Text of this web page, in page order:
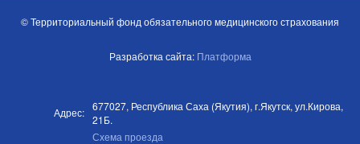
© Территориальный фонд обязательного медицинского страхования
Разработка сайта: Платформа
Адрес: 677027, Республика Саха (Якутия), г.Якутск, ул.Кирова,
21Б.
Схема проезда